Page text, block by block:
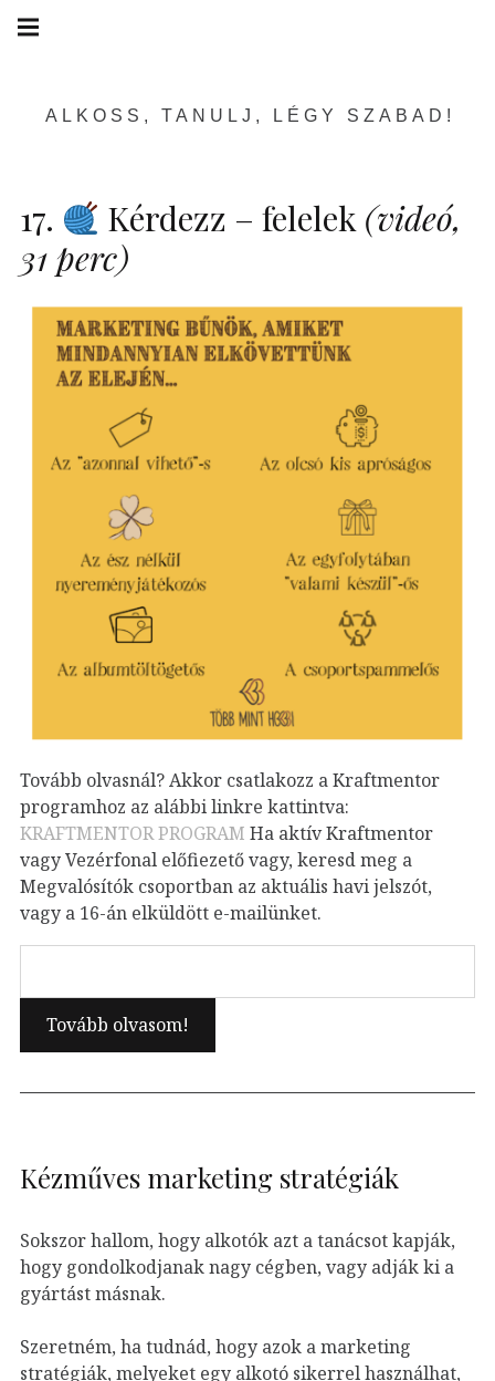
Skip
ALKOSS, TANULJ, LÉGY SZABAD!
navigation
17. Kérdezz – felelek (videó,
31 perc)
Tovább olvasnál? Akkor csatlakozz a Kraftmentor
programhoz az alábbi linkre kattintva:
KRAFTMENTOR PROGRAM Ha aktív Kraftmentor
vagy Vezérfonal előfiezető vagy, keresd meg a
Megvalósítók csoportban az aktuális havi jelszót,
vagy a 16-án elküldött e-mailünket.
Kézműves marketing stratégiák
Sokszor hallom, hogy alkotók azt a tanácsot kapják,
hogy gondolkodjanak nagy cégben, vagy adják ki a
gyártást másnak.
Szeretném, ha tudnád, hogy azok a marketing
stratégiák, melyeket egy alkotó sikerrel használhat,